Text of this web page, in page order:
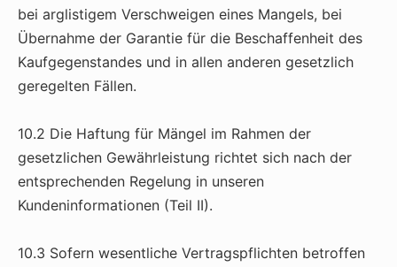
bei arglistigem Verschweigen eines Mangels, bei
Übernahme der Garantie für die Beschaffenheit des
Kaufgegenstandes und in allen anderen gesetzlich
geregelten Fällen.
10.2 Die Haftung für Mängel im Rahmen der
gesetzlichen Gewährleistung richtet sich nach der
entsprechenden Regelung in unseren
Kundeninformationen (Teil II).
10.3 Sofern wesentliche Vertragspflichten betroffen